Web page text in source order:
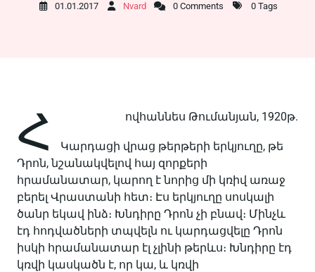
01.01.2017 Nvard 0 Comments 0 Tags
Հ ովհաննես Թումանյան, 1920թ.
Կարդացի վրաց թերթերի երկյուղը, թե
Դրոն, նշանակվելով հայ զորքերի
հրամանատար, կարող է նորից մի կռիվ առաջ
բերել Վրաստանի հետ։ Էս երկյուղը սոսկալի
ծանր եկավ ինձ։ Խնդիրը Դրոն չի բնավ։ Մինչև
էդ հոդվածների տպվելն ու կարդացվելը Դրոն
իսկի հրամանատար էլ չլինի թերևս։ Խնդիրը էդ
կռվի կասկածն է, որ կա, և կռվի